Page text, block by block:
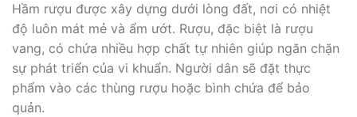
Hầm rượu được xây dựng dưới lòng đất, nơi có nhiệt
độ luôn mát mẻ và ẩm ướt. Rượu, đặc biệt là rượu
vang, có chứa nhiều hợp chất tự nhiên giúp ngăn chặn
sự phát triển của vi khuẩn. Người dân sẽ đặt thực
phẩm vào các thùng rượu hoặc bình chứa để bảo
quản.